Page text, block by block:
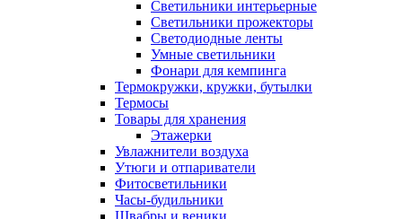
Светильники интерьерные
Светильники прожекторы
Светодиодные ленты
Умные светильники
Фонари для кемпинга
Термокружки, кружки, бутылки
Термосы
Товары для хранения
Этажерки
Увлажнители воздуха
Утюги и отпариватели
Фитосветильники
Часы-будильники
Швабры и веники